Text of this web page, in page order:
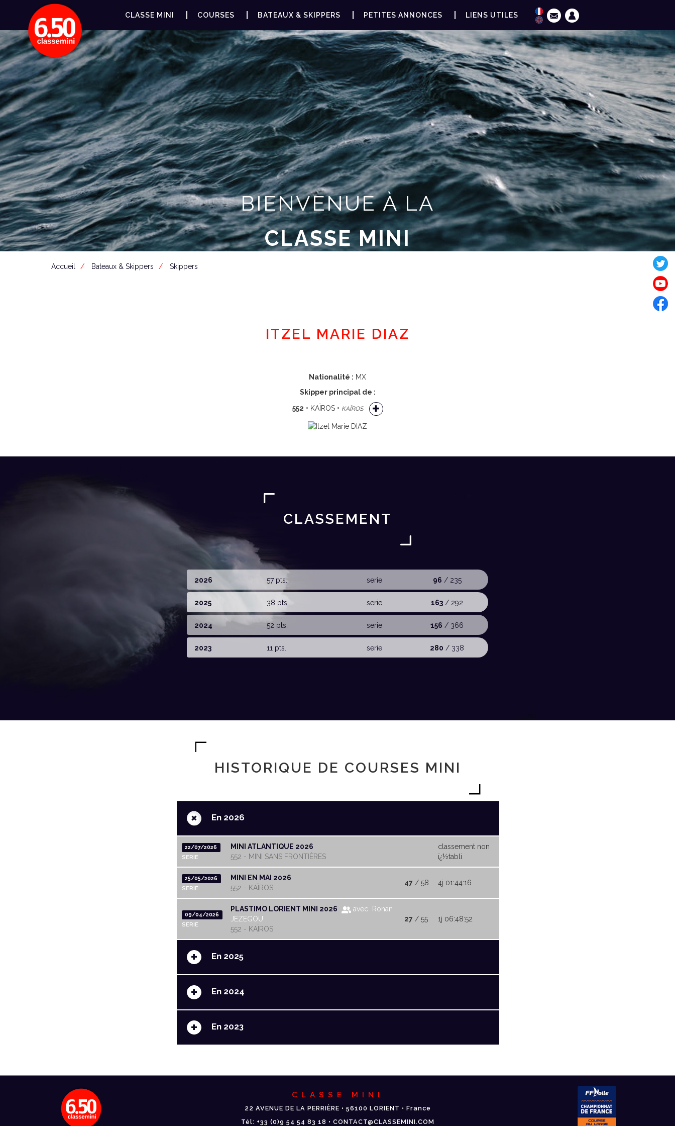
CLASSE MINI COURSES BATEAUX & SKIPPERS PETITES ANNONCES LIENS UTILES
BIENVENUE À LA
CLASSE MINI
Accueil Bateaux & Skippers Skippers
ITZEL MARIE DIAZ
Nationalité : MX
Skipper principal de :
552 • KAÏROS • KAÏROS
CLASSEMENT
2026 57 pts. serie 96 / 235
2025 38 pts. serie 163 / 292
2024 52 pts. serie 156 / 366
2023 11 pts. serie 280 / 338
HISTORIQUE DE COURSES MINI
+ En 2026
22/07/2026
SERIE
MINI ATLANTIQUE 2026
552 - MINI SANS FRONTIÈRES
classement non
ï¿½tabli
25/05/2026
SERIE
MINI EN MAI 2026
552 - KAÏROS
47 / 58 4j 01:44:16
09/04/2026
SERIE
PLASTIMO LORIENT MINI 2026
avec Ronan
JEZEGOU
552 - KAÏROS
27 / 55 1j 06:48:52
+ En 2025
+ En 2024
+ En 2023
CLASSE MINI
22 AVENUE DE LA PERRIÈRE • 56100 LORIENT • France
Tél: +33 (0)9 54 54 83 18 • CONTACT@CLASSEMINI.COM